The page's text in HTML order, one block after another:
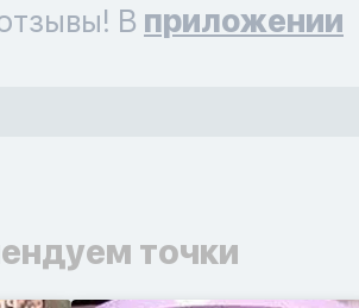
В приложении
точки